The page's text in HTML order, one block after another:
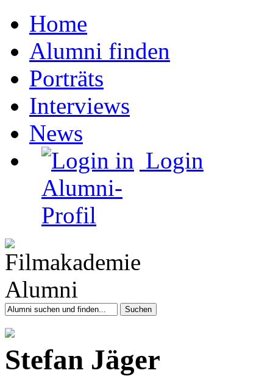
Home
Alumni finden
Porträts
Interviews
News
Login
Stefan Jäger